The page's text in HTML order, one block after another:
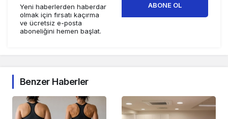
Yeni haberlerden haberdar
olmak için fırsatı kaçırma
ve ücretsiz e-posta
aboneliğini hemen başlat.
ABONE OL
Benzer Haberler